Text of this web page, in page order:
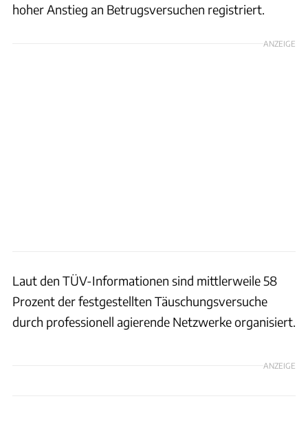
hoher Anstieg an Betrugsversuchen registriert.
ANZEIGE
Laut den TÜV-Informationen sind mittlerweile 58
Prozent der festgestellten Täuschungsversuche
durch professionell agierende Netzwerke organisiert.
ANZEIGE